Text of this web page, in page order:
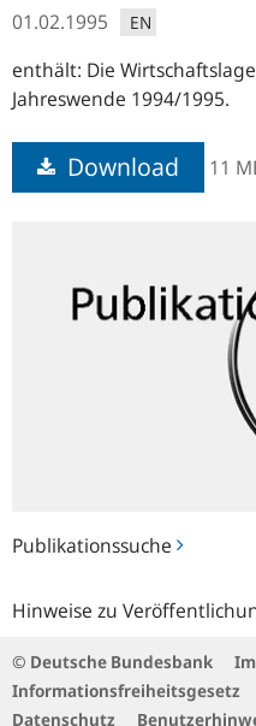
Publikationssuche
Hinweise zu
zu
01.02.1995 EN
enthält: Die
Jahreswende 1994/1995.
Download 11
© Deutsche Bundesbank
Informationsfreiheitsgesetz
Datenschutz